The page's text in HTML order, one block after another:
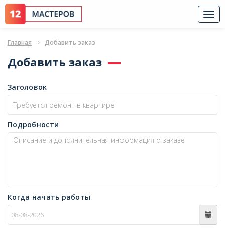
Главная Добавить заказ
Добавить заказ
Заголовок
Подробности
Когда начать работы
c